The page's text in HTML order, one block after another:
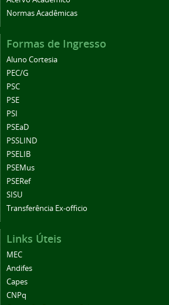
Normas Acadêmicas
Formas de Ingresso
Aluno Cortesia
PEC/G
PSC
PSE
PSI
PSEaD
PSSLIND
PSELIB
PSEMus
PSERef
SISU
Transferência Ex-officio
Links Úteis
MEC
Andifes
Capes
CNPq